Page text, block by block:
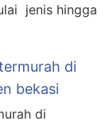
jenis hingga
di
bekasi
di